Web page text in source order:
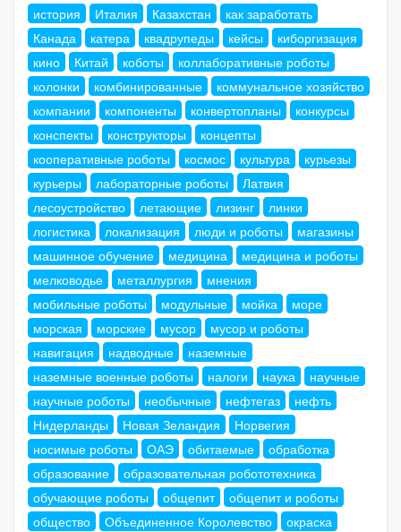
история
Италия Казахстан
как заработать
Канада
катера квадрупеды кейсы
киборгизация
кино
Китай коботы
коллаборативные роботы
колонки
комбинированные
коммунальное хозяйство
компании
компоненты конвертопланы
конкурсы
конспекты
конструкторы
концепты
кооперативные роботы
космос культура
курьезы
курьеры
лабораторные роботы
Латвия
лесоустройство
летающие лизинг
линки
логистика
локализация люди и роботы
магазины
машинное обучение
медицина
медицина и роботы
мелководье
металлургия
мнения
мобильные роботы
модульные мойка
море
морская
морские мусор
мусор и роботы
навигация
надводные
наземные
наземные военные роботы
налоги наука
научные
научные роботы
необычные нефтегаз
нефть
Нидерланды
Новая Зеландия
Норвегия
носимые роботы
ОАЭ обитаемые
обработка
образование
образовательная робототехника
обучающие роботы
общепит
общепит и роботы
общество
Объединенное Королевство
окраска